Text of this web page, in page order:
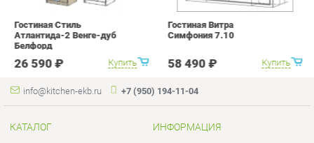
info@kitchen-ekb.ru
КАТАЛОГ
Коллекции
Кухонные гарнитуры
Шкафы для кухни
Столы для кухни
ИНФОРМАЦИЯ
О проекте
Дизайн
Доставка и Оплата